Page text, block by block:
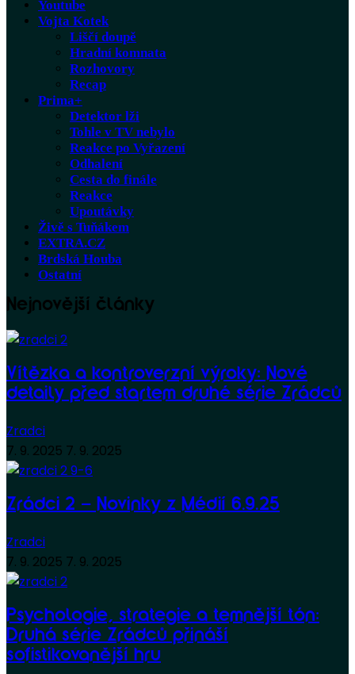
Youtube
Vojta Kotek
Liščí doupě
Hradní komnata
Rozhovory
Recap
Prima+
Detektor lži
Tohle v TV nebylo
Reakce po Vyřazení
Odhalení
Cesta do finále
Reakce
Upoutávky
Živě s Tuňákem
EXTRA.CZ
Brdská Houba
Ostatní
Nejnovější články
Vítězka a kontroverzní výroky: Nové
detaily před startem druhé série Zrádců
Zradci
7. 9. 2025 7. 9. 2025
Zrádci 2 – Novinky z Médií 6.9.25
Zradci
7. 9. 2025 7. 9. 2025
Psychologie, strategie a temnější tón:
Druhá série Zrádců přináší
sofistikovanější hru